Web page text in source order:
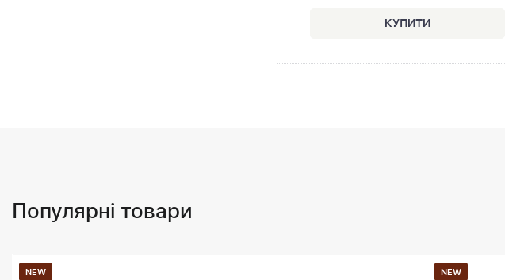
Популярні товари
NEW NEW